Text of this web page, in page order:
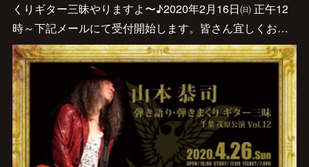
くりギター三昧やりますよ〜♪2020年2月16日㈰ 正午12
時～下記メールにて受付開始します。皆さん宜しくお…